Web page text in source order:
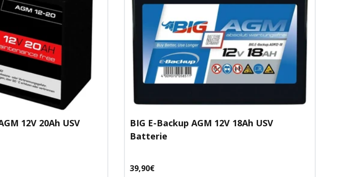
12V 20Ah USV
BIG E-Backup AGM 12V 18Ah USV
Batterie
Angebotspreis
39,90€